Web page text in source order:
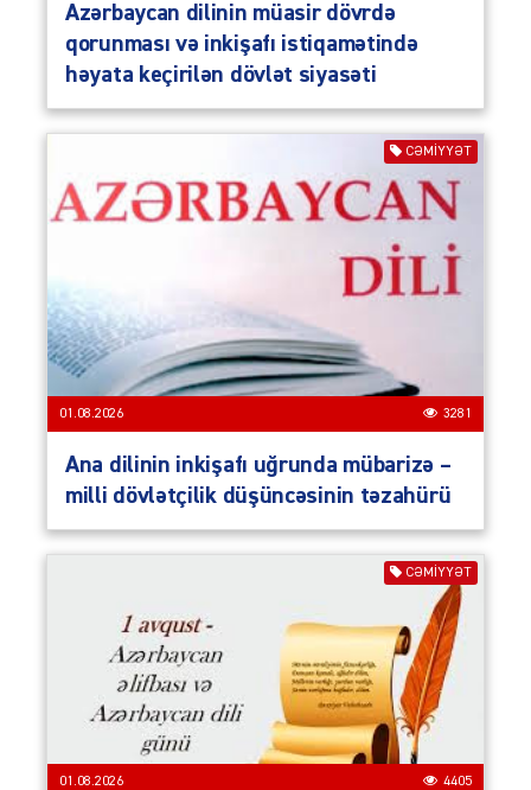
Azərbaycan dilinin müasir dövrdə
qorunması və inkişafı istiqamətində
həyata keçirilən dövlət siyasəti
CƏMIYYƏT
01.08.2026 3281
Ana dilinin inkişafı uğrunda mübarizə –
milli dövlətçilik düşüncəsinin təzahürü
CƏMIYYƏT
01.08.2026 4405